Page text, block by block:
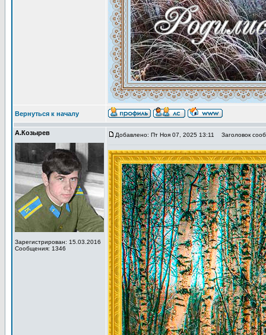
Вернуться к началу
А.Козырев
Зарегистрирован: 15.03.2016
Сообщения: 1346
Добавлено: Пт Ноя 07, 2025 13:11 Заголовок